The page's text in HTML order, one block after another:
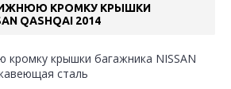
КРОМКУ КРЫШКИ
QASHQAI 2014
кромку крышки багажника NISSAN
сталь